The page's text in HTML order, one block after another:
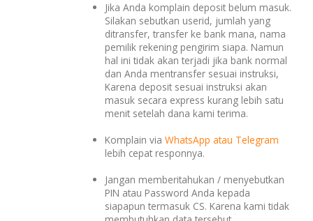
Jika Anda komplain deposit belum masuk.
Silakan sebutkan userid, jumlah yang
ditransfer, transfer ke bank mana, nama
pemilik rekening pengirim siapa. Namun
hal ini tidak akan terjadi jika bank normal
dan Anda mentransfer sesuai instruksi,
Karena deposit sesuai instruksi akan
masuk secara express kurang lebih satu
menit setelah dana kami terima.
Komplain via WhatsApp atau Telegram
lebih cepat responnya.
Jangan memberitahukan / menyebutkan
PIN atau Password Anda kepada
siapapun termasuk CS. Karena kami tidak